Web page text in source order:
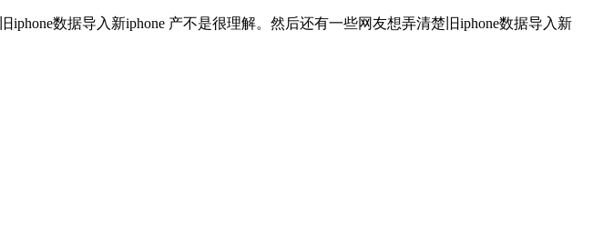
iphone数据导入新iphone 产不是很理解。然后还有一些网友想弄清楚旧iphone数据导入新